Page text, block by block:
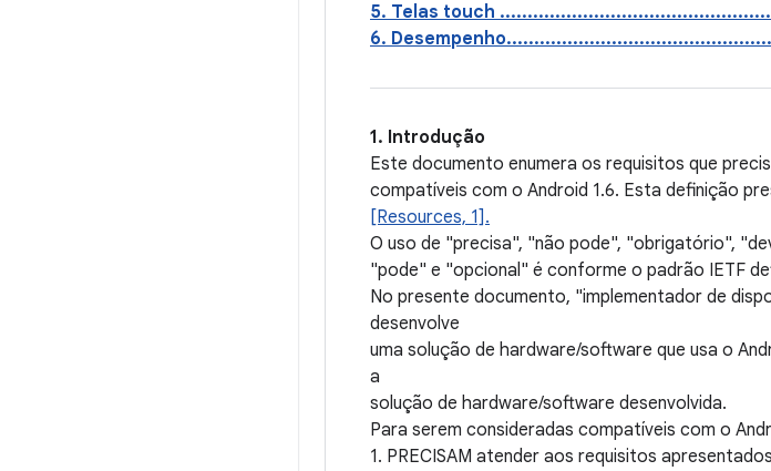
5. Telas touch
6.
1. Introdução
Este documento enumera os requisitos que
compatíveis com o Android 1.6. Esta definição
[Resources, 1].
O uso de "precisa", "não pode", "obrigatório",
"pode" e "opcional" é conforme o padrão IETF
No presente documento, "implementador de
desenvolve
uma solução de hardware/software que usa o
a
solução de hardware/software desenvolvida.
Para serem consideradas compatíveis com o
1. PRECISAM atender aos requisitos